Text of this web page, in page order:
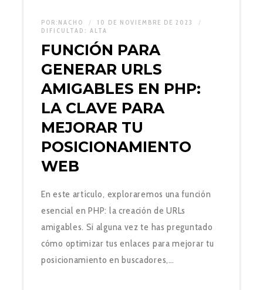
POR: NACHO
10 DE NOVIEMBRE DE 2023
DIFICULTAD: ALTA
FUNCIÓN PARA
GENERAR URLS
AMIGABLES EN PHP:
LA CLAVE PARA
MEJORAR TU
POSICIONAMIENTO
WEB
En este artículo, exploraremos una función
esencial en PHP: la creación de URLs
amigables. Si alguna vez te has preguntado
cómo optimizar tus enlaces para mejorar tu
posicionamiento en buscadores,…